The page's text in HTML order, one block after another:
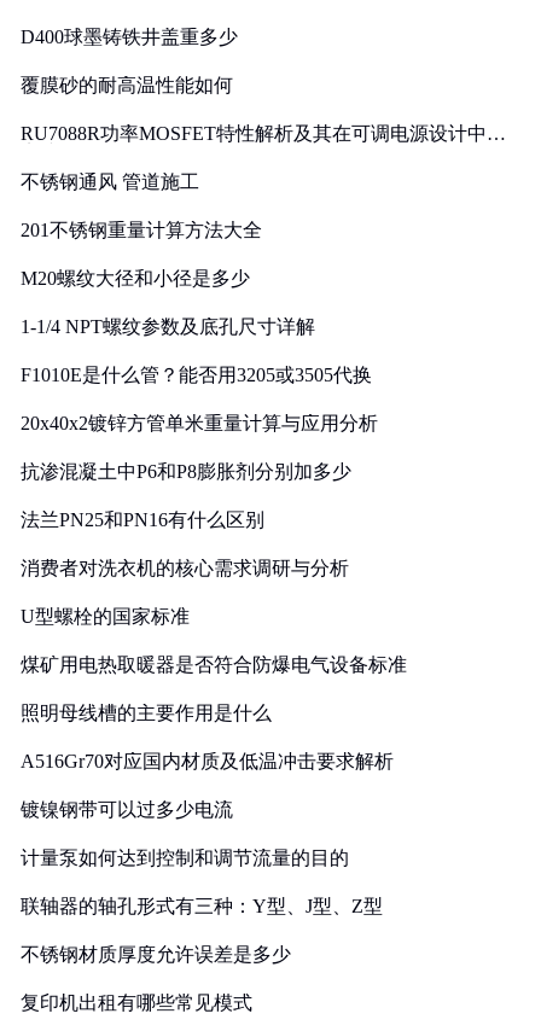
D400球墨铸铁井盖重多少
覆膜砂的耐高温性能如何
RU7088R功率MOSFET特性解析及其在可调电源设计中的
不锈钢通风 管道施工
201不锈钢重量计算方法大全
M20螺纹大径和小径是多少
1-1/4 NPT螺纹参数及底孔尺寸详解
F1010E是什么管？能否用3205或3505代换
20x40x2镀锌方管单米重量计算与应用分析
抗渗混凝土中P6和P8膨胀剂分别加多少
法兰PN25和PN16有什么区别
消费者对洗衣机的核心需求调研与分析
U型螺栓的国家标准
煤矿用电热取暖器是否符合防爆电气设备标准
照明母线槽的主要作用是什么
A516Gr70对应国内材质及低温冲击要求解析
镀镍钢带可以过多少电流
计量泵如何达到控制和调节流量的目的
联轴器的轴孔形式有三种：Y型、J型、Z型
不锈钢材质厚度允许误差是多少
复印机出租有哪些常见模式